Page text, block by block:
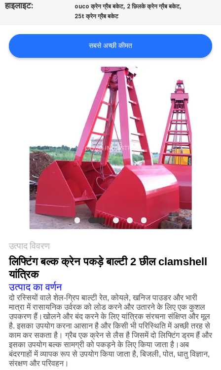
नियंत्रण
CONTACT
साइटमैप
गोपनीयता
नीति
हाइलाइट:
ouco क्रेन ग्रैब बकेट, 2 छिलके क्रेन ग्रैब बकेट,
25t क्रेन ग्रैब बकेट
सबसे अच्छी कीमत
उत्पाद विवरण
लिफ्टिंग बल्क क्रेन पकड़े बाल्टी 2 छील clamshell
यांत्रिक
उत्पाद का वर्णन
दो रस्सियों वाले शेल-ग्रिप बाल्टी रेत, कोयले, खनिज पाउडर और भारी
मात्रा में रासायनिक उर्वरक को लोड करने और उतारने के लिए एक कुशल
उपकरण हैं।खोलने और बंद करने के लिए यांत्रिक संरचना संक्षिप्त और मूल
है. इसका उपयोग करना आसान है और किसी भी परिस्थिति में अच्छी तरह से
काम कर सकता है। ग्रैब एक क्रेन से लैस है जिसमें दो लिफ्टिंग ड्रम हैं और
इसका उपयोग बल्क सामग्री को पकड़ने के लिए किया जाता है।अब
बंदरगाहों में व्यापक रूप से उपयोग किया जाता है, बिजली, पोत, धातु विज्ञान,
संरक्षण और परिवहन।